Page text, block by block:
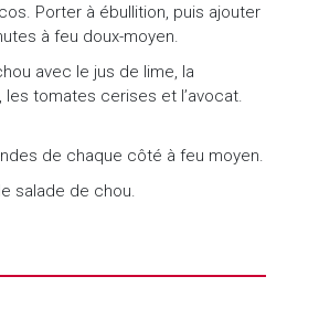
Porter à ébullition, puis ajouter
à feu doux-moyen.
avec le jus de lime, la
tomates cerises et l’avocat.
de chaque côté à feu moyen.
salade de chou.